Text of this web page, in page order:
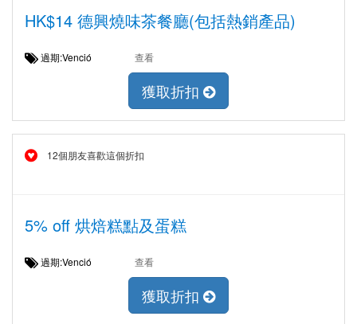
HK$14 德興燒味茶餐廳(包括熱銷產品)
過期:Venció 查看
獲取折扣
12個朋友喜歡這個折扣
5% off 烘焙糕點及蛋糕
過期:Venció 查看
獲取折扣